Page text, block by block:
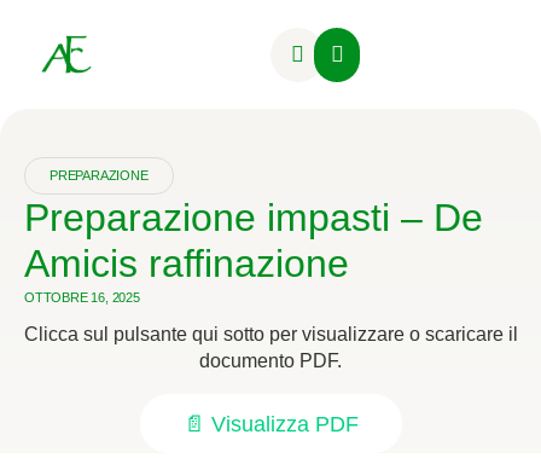
PREPARAZIONE
Preparazione impasti – De
Amicis raffinazione
OTTOBRE 16, 2025
Clicca sul pulsante qui sotto per visualizzare o scaricare il
documento PDF.
📄 Visualizza PDF